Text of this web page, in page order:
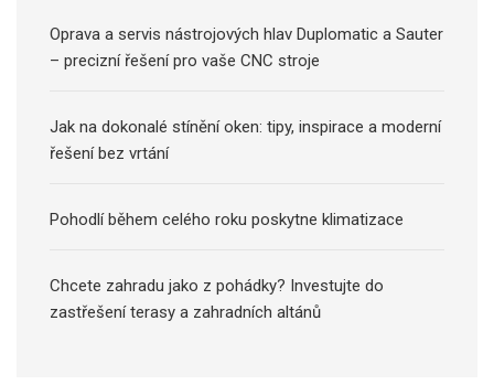
Oprava a servis nástrojových hlav Duplomatic a Sauter
– precizní řešení pro vaše CNC stroje
Jak na dokonalé stínění oken: tipy, inspirace a moderní
řešení bez vrtání
Pohodlí během celého roku poskytne klimatizace
Chcete zahradu jako z pohádky? Investujte do
zastřešení terasy a zahradních altánů